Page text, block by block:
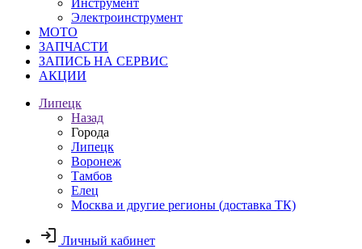
Инструмент
Электроинструмент
МОТО
ЗАПЧАСТИ
ЗАПИСЬ НА СЕРВИС
АКЦИИ
Липецк
Назад
Города
Липецк
Воронеж
Тамбов
Елец
Москва и другие регионы (доставка ТК)
Личный кабинет